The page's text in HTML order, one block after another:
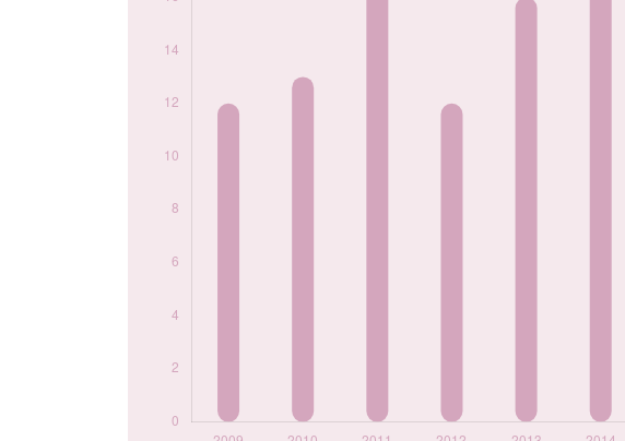
prénom Emelie par
2021
2024